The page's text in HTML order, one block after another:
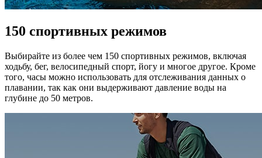
150 спортивных режимов
Выбирайте из более чем 150 спортивных режимов, включая
ходьбу, бег, велосипедный спорт, йогу и многое другое. Кроме
того, часы можно использовать для отслеживания данных о
плавании, так как они выдерживают давление воды на
глубине до 50 метров.